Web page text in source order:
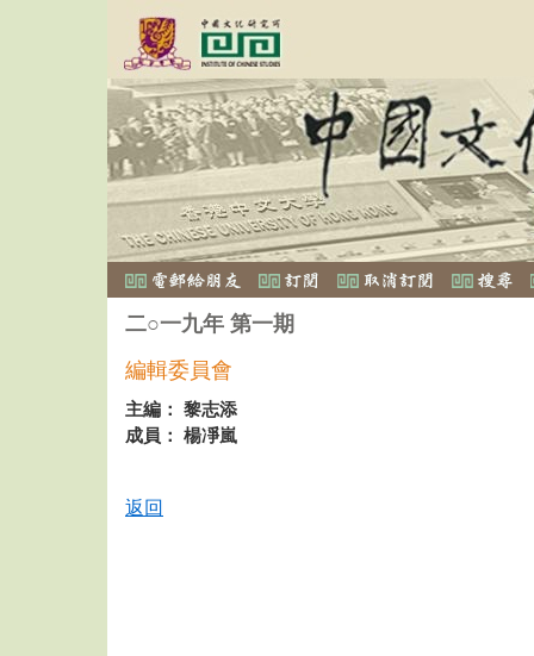
二○一九年 第一期
編輯委員會
主編： 黎志添
成員： 楊凈嵐
返回